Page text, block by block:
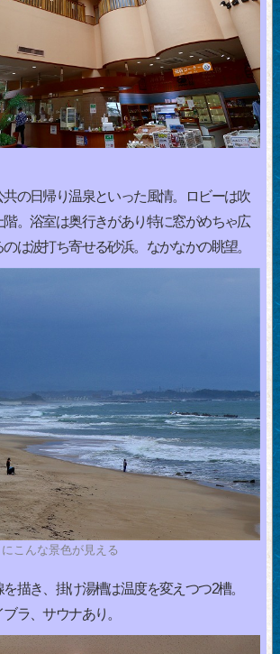
の日帰り温泉といった風情。ロビーは吹
階。浴室は奥行きがあり特に窓がめちゃ広
は波打ち寄せる砂浜。なかなかの眺望。
こんな景色が見える
描き、掛け湯槽は温度を変えつつ2槽。
ラ、サウナあり。